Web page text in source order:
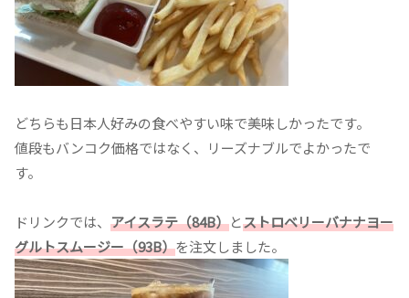
どちらも日本人好みの食べやすい味で美味しかったです。
値段もバンコク価格ではなく、リーズナブルでよかったで
す。
ドリンクでは、 アイスラテ（84B）とストロベリーバナナヨー
グルトスムージー（93B）を注文しました。